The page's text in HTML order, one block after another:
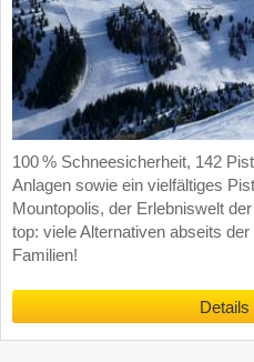
100 % Schneesicherheit, 142
Anlagen sowie ein vielfältiges
Mountopolis, der Erlebniswelt
top: viele Alternativen abseits
Familien!
Details